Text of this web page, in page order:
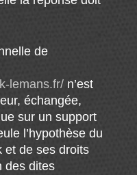
de
lemans.fr/ n’est
échangée,
sur un support
l’hypothèse du
et de ses droits
des dites